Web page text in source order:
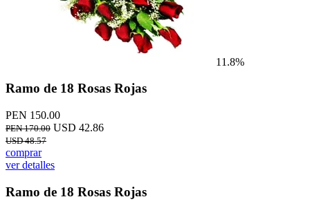
11.8%
Ramo de 18 Rosas Rojas
PEN 150.00
PEN 170.00 USD 42.86
USD 48.57
comprar
ver detalles
Ramo de 18 Rosas Rojas